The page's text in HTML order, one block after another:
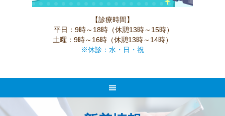
【診療時間】
平日：9時～18時（休憩13時～15時）
土曜：9時～16時（休憩13時～14時）
※休診：水・日・祝